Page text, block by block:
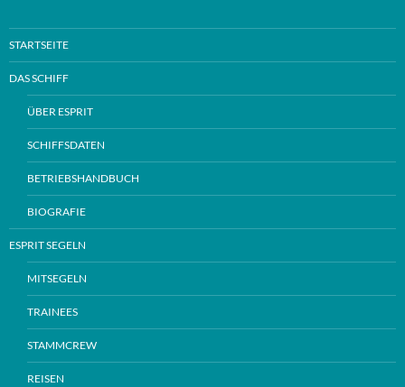
STARTSEITE
DAS SCHIFF
ÜBER ESPRIT
SCHIFFSDATEN
BETRIEBSHANDBUCH
BIOGRAFIE
ESPRIT SEGELN
MITSEGELN
TRAINEES
STAMMCREW
REISEN